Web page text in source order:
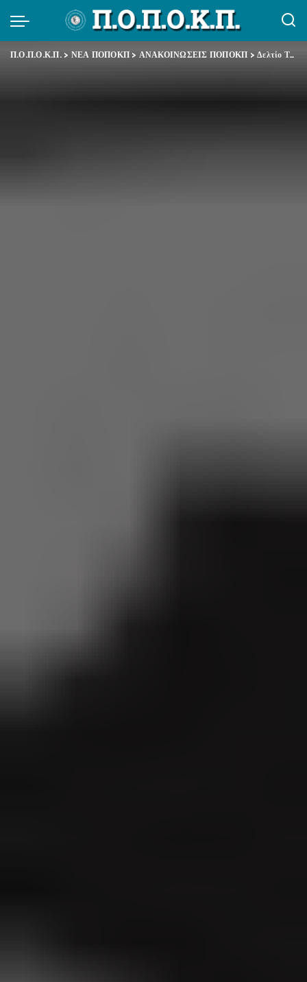
Π.Ο.Π.Ο.Κ.Π.> ΝΕΑ ΠΟΠΟΚΠ > ΑΝΑΚΟΙΝΩΣΕΙΣ ΠΟΠΟΚΠ >Δελτίο Τύπου ΑΔΕΔΥ – Κάλεσμα στην κινητοποίηση της ΟΛΜΕ την Τρίτη 10 Σεπτεμβρίου 2013